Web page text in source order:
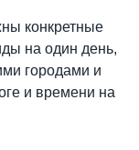
конкретные
на один день,
городами и
и времени на